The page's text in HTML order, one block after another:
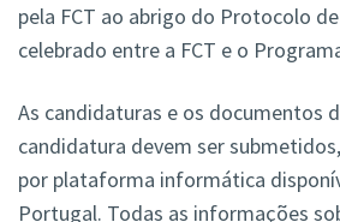
pela FCT ao abrigo do Protocolo
celebrado entre a FCT e o
As candidaturas e os documentos
candidatura devem ser
por plataforma informática
Portugal. Todas as informações